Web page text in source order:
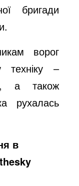
бригади
ворог
техніку –
а також
рухалась
в